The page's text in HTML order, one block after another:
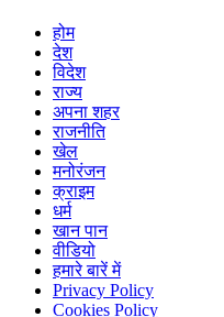
होम
देश
विदेश
राज्य
अपना शहर
राजनीति
खेल
मनोरंजन
क्राइम
धर्म
खान पान
वीडियो
हमारे बारें में
Privacy Policy
Cookies Policy